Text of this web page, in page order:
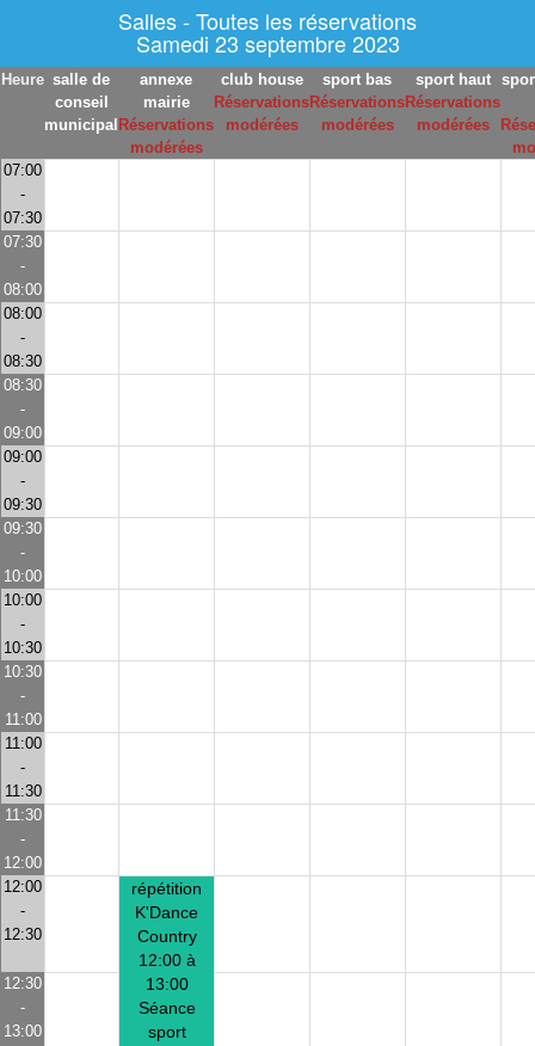
Salles - Toutes les réservations
Samedi 23 septembre 2023
Heure salle de
conseil
municipal
annexe
mairie
Réservations
modérées
club house
Réservations
modérées
sport bas
Réservations
modérées
sport haut
Réservations
modérées
07:00
-
07:30
07:30
-
08:00
08:00
-
08:30
08:30
-
09:00
09:00
-
09:30
09:30
-
10:00
10:00
-
10:30
10:30
-
11:00
11:00
-
11:30
11:30
-
12:00
12:00
-
12:30
répétition
K'Dance
Country
12:00 à
13:00
Séance
sport
12:30
-
13:00